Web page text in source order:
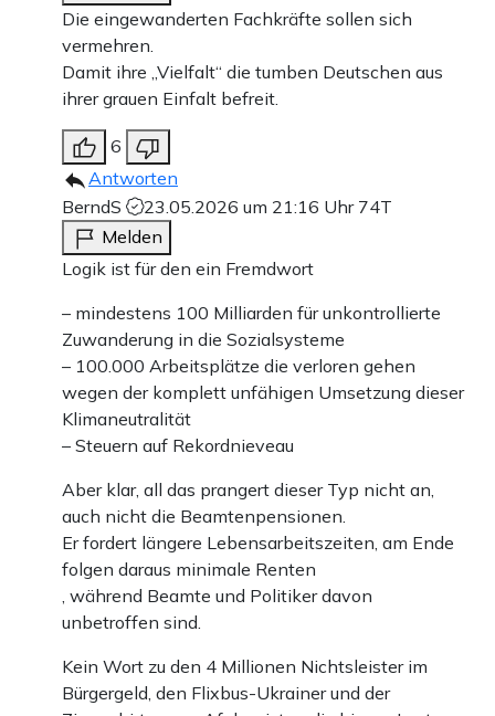
Die eingewanderten Fachkräfte sollen sich
vermehren.
Damit ihre „Vielfalt“ die tumben Deutschen aus
ihrer grauen Einfalt befreit.
6
Antworten
BerndS
23.05.2026 um 21:16 Uhr 74T
Melden
Logik ist für den ein Fremdwort
– mindestens 100 Milliarden für unkontrollierte
Zuwanderung in die Sozialsysteme
– 100.000 Arbeitsplätze die verloren gehen
wegen der komplett unfähigen Umsetzung dieser
Klimaneutralität
– Steuern auf Rekordnieveau
Aber klar, all das prangert dieser Typ nicht an,
auch nicht die Beamtenpensionen.
Er fordert längere Lebensarbeitszeiten, am Ende
folgen daraus minimale Renten
, während Beamte und Politiker davon
unbetroffen sind.
Kein Wort zu den 4 Millionen Nichtsleister im
Bürgergeld, den Flixbus-Ukrainer und der